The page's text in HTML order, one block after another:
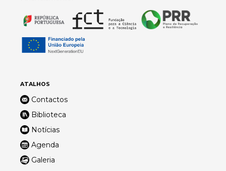
ATALHOS
Contactos
Biblioteca
Notícias
Agenda
Galeria